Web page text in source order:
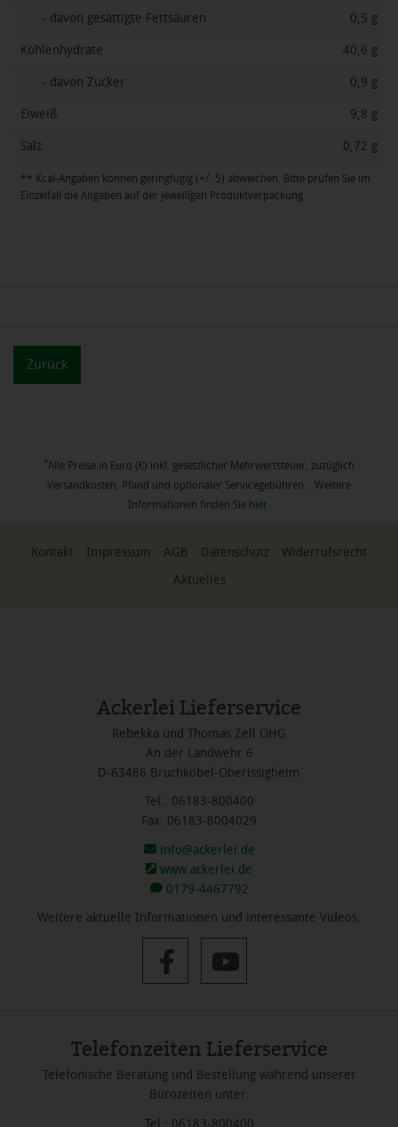
- davon gesättigte Fettsäuren 0,5 g
Kohlenhydrate 40,6 g
- davon Zucker 0,9 g
Eiweiß 9,8 g
Salz 0,72 g
** Kcal-Angaben können geringfügig (+/- 5) abweichen. Bitte prüfen Sie im
Einzelfall die Angaben auf der jeweiligen Produktverpackung.
Zurück
*Alle Preise in Euro (€) inkl. gesetzlicher Mehrwertsteuer, zuzüglich
Versandkosten, Pfand und optionaler Servicegebühren. Weitere
Informationen finden Sie hier.
Kontakt Impressum AGB Datenschutz
Widerrufsrecht
Aktuelles
Ackerlei Lieferservice
Rebekka und Thomas Zell OHG
An der Landwehr 6
D-63486 Bruchköbel-Oberissigheim
Tel.: 06183-800400
Fax: 06183-8004029
info@ackerlei.de
www.ackerlei.de
0179-4467792
Weitere aktuelle Informationen und interessante Videos:
Telefonzeiten Lieferservice
Telefonische Beratung und Bestellung während unserer
Bürozeiten unter:
Tel.: 06183-800400